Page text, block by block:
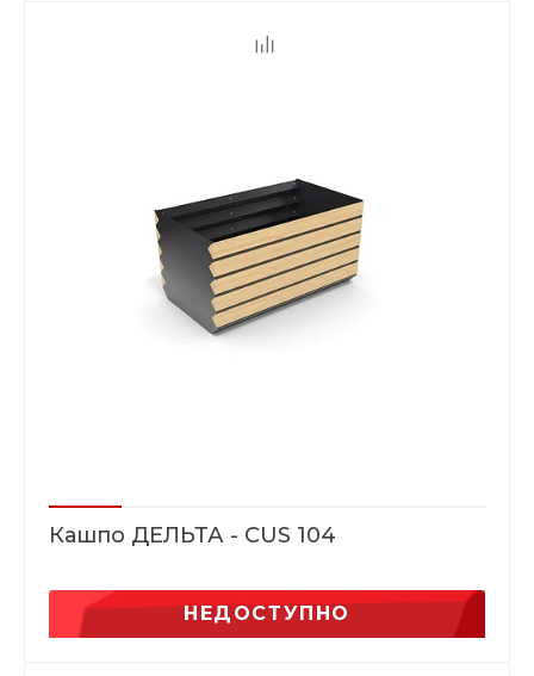
Кашпо ДЕЛЬТА - CUS 104
НЕДОСТУПНО